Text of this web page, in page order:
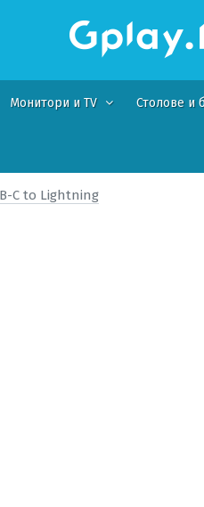
Монитори и TV Столове и
C to Lightning